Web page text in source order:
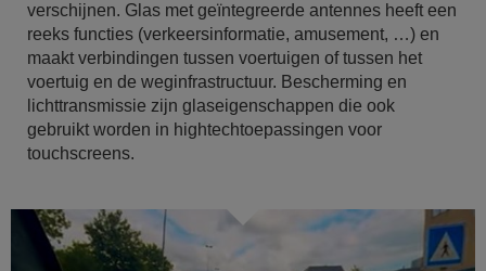
verschijnen. Glas met geïntegreerde antennes heeft een
reeks functies (verkeersinformatie, amusement, …) en
maakt verbindingen tussen voertuigen of tussen het
voertuig en de weginfrastructuur. Bescherming en
lichttransmissie zijn glaseigenschappen die ook
gebruikt worden in hightechtoepassingen voor
touchscreens.